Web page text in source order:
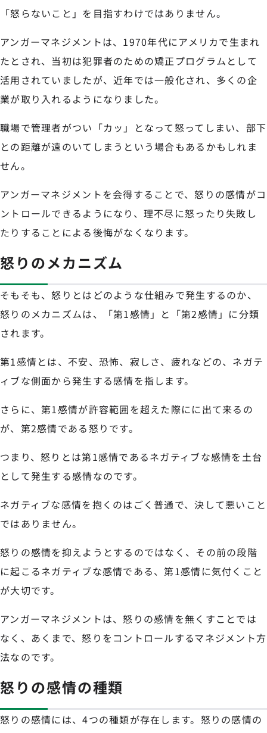
「怒らないこと」を目指すわけではありません。
アンガーマネジメントは、1970年代にアメリカで生まれ
たとされ、当初は犯罪者のための矯正プログラムとして
活用されていましたが、近年では一般化され、多くの企
業が取り入れるようになりました。
職場で管理者がつい「カッ」となって怒ってしまい、部下
との距離が遠のいてしまうという場合もあるかもしれま
せん。
アンガーマネジメントを会得することで、怒りの感情がコ
ントロールできるようになり、理不尽に怒ったり失敗し
たりすることによる後悔がなくなります。
怒りのメカニズム
そもそも、怒りとはどのような仕組みで発生するのか、
怒りのメカニズムは、「第1感情」と「第2感情」に分類
されます。
第1感情とは、不安、恐怖、寂しさ、疲れなどの、ネガテ
ィブな側面から発生する感情を指します。
さらに、第1感情が許容範囲を超えた際にに出て来るの
が、第2感情である怒りです。
つまり、怒りとは第1感情であるネガティブな感情を土台
として発生する感情なのです。
ネガティブな感情を抱くのはごく普通で、決して悪いこと
ではありません。
怒りの感情を抑えようとするのではなく、その前の段階
に起こるネガティブな感情である、第1感情に気付くこと
が大切です。
アンガーマネジメントは、怒りの感情を無くすことでは
なく、あくまで、怒りをコントロールするマネジメント方
法なのです。
怒りの感情の種類
怒りの感情には、4つの種類が存在します。怒りの感情の